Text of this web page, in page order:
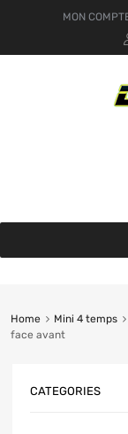
MON
Home Mini 4 temps
face avant
CATEGORIES